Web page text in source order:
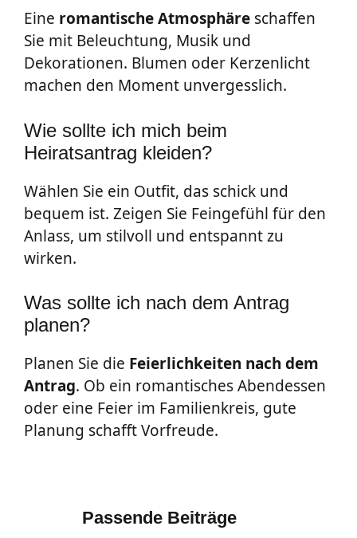
Eine romantische Atmosphäre schaffen
Sie mit Beleuchtung, Musik und
Dekorationen. Blumen oder Kerzenlicht
machen den Moment unvergesslich.
Wie sollte ich mich beim
Heiratsantrag kleiden?
Wählen Sie ein Outfit, das schick und
bequem ist. Zeigen Sie Feingefühl für den
Anlass, um stilvoll und entspannt zu
wirken.
Was sollte ich nach dem Antrag
planen?
Planen Sie die Feierlichkeiten nach dem
Antrag. Ob ein romantisches Abendessen
oder eine Feier im Familienkreis, gute
Planung schafft Vorfreude.
Passende Beiträge